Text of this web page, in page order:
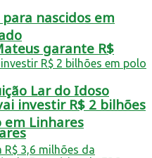
garante R$
Lar do Idoso
nascidos em
investir R$ 2 bilhões
em Linhares